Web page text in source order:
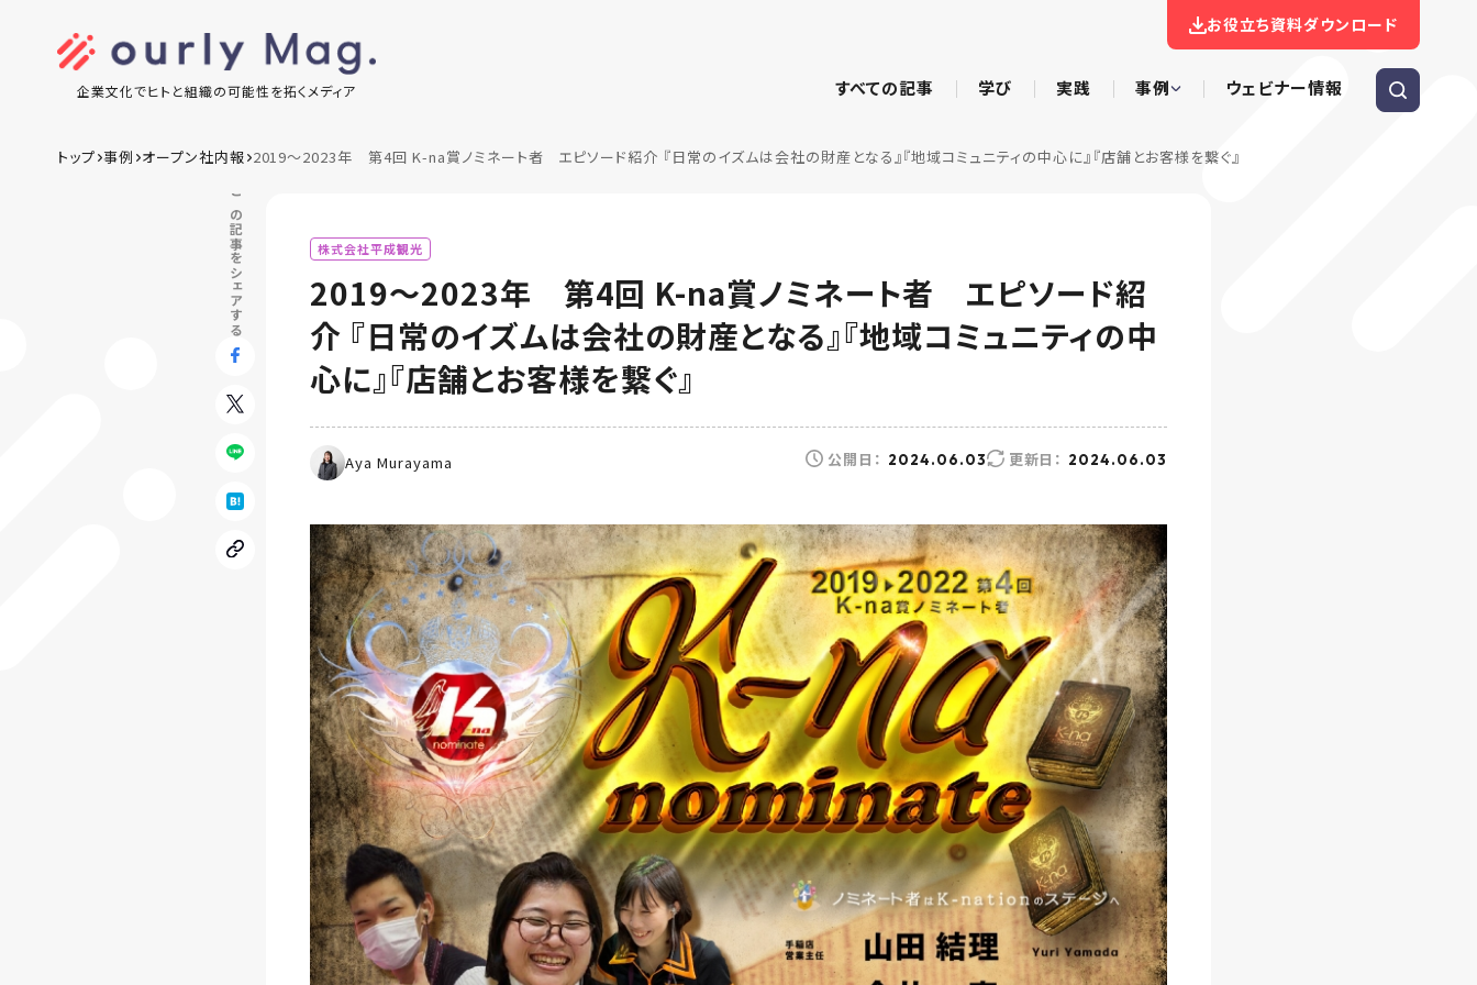
企業文化でヒトと組織の可能性を拓くメディア
お役立ち資料ダウンロード
すべての記事 学び 実践 事例 ウェビナー情報
トップ 事例 オープン社内報 2019～2023年 第4回 K-na賞ノミネート者 エピソード紹介 『日常のイズムは会社の財産となる』『地域コミュニティの中心に』『店舗とお客様を繋ぐ』
この記事をシェアする 株式会社平成観光
2019～2023年 第4回 K-na賞ノミネート者 エピソード紹
介 『日常のイズムは会社の財産となる』『地域コミュニティの中
心に』『店舗とお客様を繋ぐ』
Aya Murayama 公開日： 2024.06.03 更新日： 2024.06.03